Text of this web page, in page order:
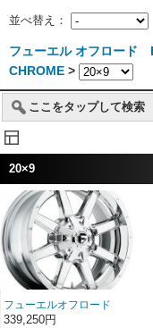
並べ替え：
フューエル オフロード
CHROME >
ここをタップして検索
20×9
フューエルオフロード
D536 MAVERICK
339,250円